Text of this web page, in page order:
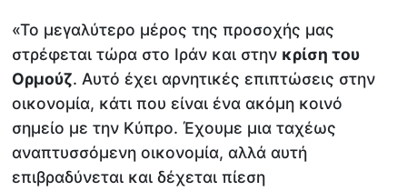
«Το μεγαλύτερο μέρος της προσοχής μας
στρέφεται τώρα στο Ιράν και στην κρίση του
Ορμούζ. Αυτό έχει αρνητικές επιπτώσεις στην
οικονομία, κάτι που είναι ένα ακόμη κοινό
σημείο με την Κύπρο. Έχουμε μια ταχέως
αναπτυσσόμενη οικονομία, αλλά αυτή
επιβραδύνεται και δέχεται πίεση